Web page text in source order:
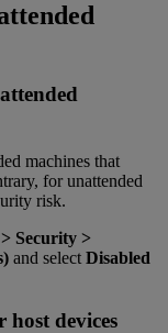
machines that
for unattended
risk.
Security >
and select Disabled
host devices